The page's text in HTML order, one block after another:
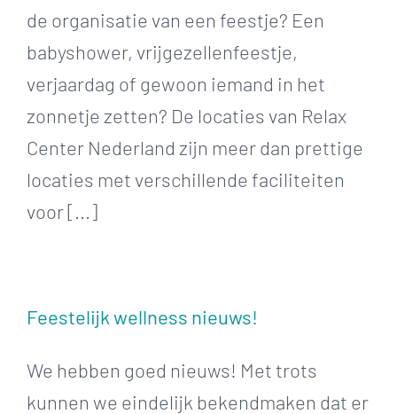
de organisatie van een feestje? Een
babyshower, vrijgezellenfeestje,
verjaardag of gewoon iemand in het
zonnetje zetten? De locaties van Relax
Center Nederland zijn meer dan prettige
locaties met verschillende faciliteiten
voor [...]
Feestelijk wellness nieuws!
We hebben goed nieuws! Met trots
kunnen we eindelijk bekendmaken dat er